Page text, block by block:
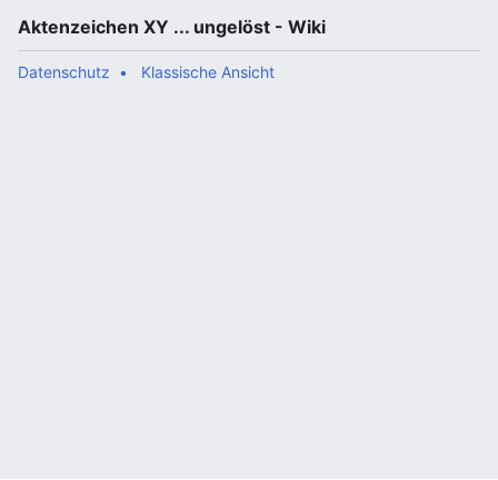
Aktenzeichen XY ... ungelöst - Wiki
Datenschutz Klassische Ansicht